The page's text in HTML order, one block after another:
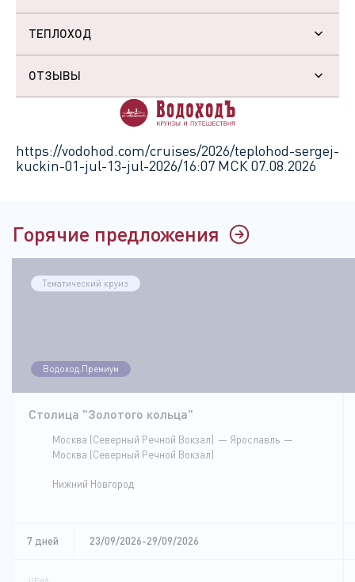
ТЕПЛОХОД
ОТЗЫВЫ
https://vodohod.com/cruises/2026/teplohod-sergej-
kuckin-01-jul-13-jul-2026/16:07 МСК 07.08.2026
Горячие предложения
Тематический круиз
Водоход.Премиум
Столица "Золотого кольца"
Москва (Северный Речной Вокзал)
Ярославль
Москва (Северный Речной Вокзал)
Нижний Новгород
7 дней 23/09/2026-29/09/2026